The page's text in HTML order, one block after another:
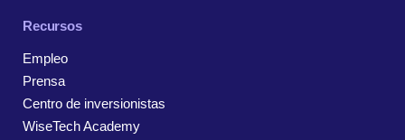
Recursos
Empleo
Prensa
Centro de inversionistas
WiseTech Academy